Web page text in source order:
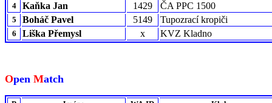
4 Kaňka Jan 1429 ČA PPC 1500
5 Boháč Pavel 5149 Tupozrací kropiči
6 Liška Přemysl x KVZ Kladno
Open Match